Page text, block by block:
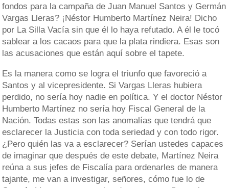
fondos para la campaña de Juan Manuel Santos y Germán
Vargas Lleras? ¡Néstor Humberto Martínez Neira! Dicho
por La Silla Vacía sin que él lo haya refutado. A él le tocó
sablear a los cacaos para que la plata rindiera. Esas son
las acusaciones que están aquí sobre el tapete.
Es la manera como se logra el triunfo que favoreció a
Santos y al vicepresidente. Si Vargas Lleras hubiera
perdido, no sería hoy nadie en política. Y el doctor Néstor
Humberto Martínez no sería hoy Fiscal General de la
Nación. Todas estas son las anomalías que tendrá que
esclarecer la Justicia con toda seriedad y con todo rigor.
¿Pero quién las va a esclarecer? Serían ustedes capaces
de imaginar que después de este debate, Martínez Neira
reúna a sus jefes de Fiscalía para ordenarles de manera
tajante, me van a investigar, señores, cómo fue lo de